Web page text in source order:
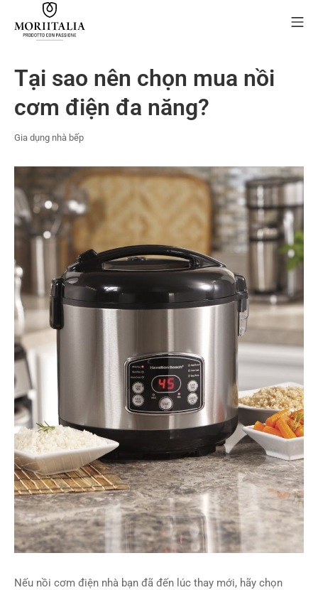
Tại sao nên chọn mua nồi
cơm điện đa năng?
Gia dụng nhà bếp
Nếu nồi cơm điện nhà bạn đã đến lúc thay mới, hãy chọn